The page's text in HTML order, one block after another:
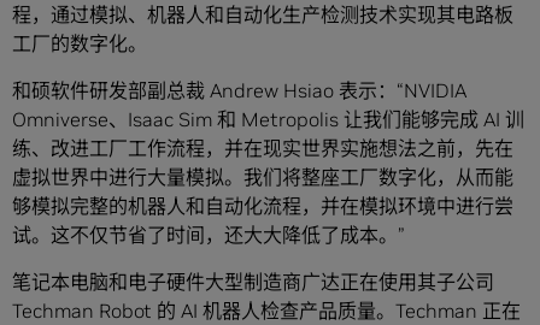
程，通过模拟、机器人和自动化生产检测技术实现其电路板
工厂的数字化。
和硕软件研发部副总裁 Andrew Hsiao 表示：“NVIDIA
Omniverse、Isaac Sim 和 Metropolis 让我们能够完成 AI 训
练、改进工厂工作流程，并在现实世界实施想法之前，先在
虚拟世界中进行大量模拟。我们将整座工厂数字化，从而能
够模拟完整的机器人和自动化流程，并在模拟环境中进行尝
试。这不仅节省了时间，还大大降低了成本。”
笔记本电脑和电子硬件大型制造商广达正在使用其子公司
Techman Robot 的 AI 机器人检查产品质量。Techman 正在